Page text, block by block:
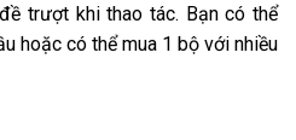
trượt khi thao tác. Bạn có thể
hoặc có thể mua 1 bộ với nhiều